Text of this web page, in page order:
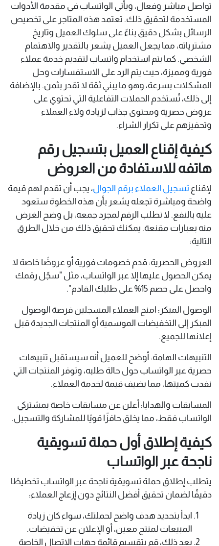
تواصل مباشر وفعال، ويأتي الواتساب في مقدمة الأدوات
المستخدمة لتحقيق ذلك. تعتمد هذه المتاجر على تخصيص
الرسائل بشكل دقيق بناءً على سلوك العميل وتاريخ
مشترياته، مما يجعل العميل يشعر بالتقدير والاهتمام
الشخصي. كما يتم استخدام واتساب لتقديم خدمة عملاء
فورية ومميزة، حيث يتم الرد على الاستفسارات وحل
المشكلات بسرعة، وهو ما يبني ثقة لا تقدر بثمن. بالإضافة
إلى ذلك، تُستخدم الحملات التفاعلية التي تحتوي على
عروض حصرية ومحتوى جذاب لزيادة ولاء العملاء
وتحفيزهم على تكرار الشراء.
كيفية إقناع العميل بتسجيل رقم
هاتفه للاستفادة من العروض
لإقناع تسجيل العملاء برقم الجوال، يجب أن تقدم لهم قيمة
واضحة ومباشرة تجعله يشعر بأن هذه الخطوة ستعود
عليه بالنفع. لا تطلب الرقم لمجرد جمعه، بل وضح الغرض
منه بعبارات مقنعة. يمكنك تحقيق ذلك من خلال الطرق
التالية:
العروض الحصرية: قدم خصومات فورية أو عروضًا خاصة لا
يمكن الحصول عليها إلا عبر الواتساب، مثل "سجّل رقمك
واحصل على خصم 15% على طلبك القادم".
الوصول المبكر: امنح العملاء المسجلين فرصة الوصول
المبكر إلى التخفيضات الموسمية أو المنتجات الجديدة قبل
إعلانها للجميع.
التنبيهات الهامة: أوضح للعميل أنه سيستقبل تنبيهات
حصرية عبر الواتساب حول حالة طلبه، وتوفر المنتجات التي
نفدت كميتها، مما يضيف قيمة لخدمة العملاء.
المسابقات والهدايا: أعلن عن مسابقات خاصة بمشتركي
الواتساب فقط، مما يخلق حافزًا قويًا للمشاركة والتسجيل.
كيفية إطلاق أول حملة تسويقية
ناجحة عبر الواتساب
يتطلب إطلاق حملة تسويقية ناجحة عبر الواتساب تخطيطًا
دقيقًا لضمان تحقيق أفضل النتائج دون إزعاج العملاء:
ابدأ بتحديد هدف واضح لحملتك، سواء كان زيادة
المبيعات لمنتج معين، أو الإعلان عن تخفيضات.
بعد ذلك، قم بتقسيم قائمة جهات الاتصال الخاصة